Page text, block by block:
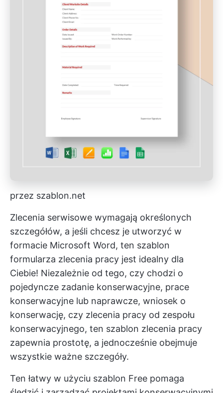
przez szablon.net
Zlecenia serwisowe wymagają określonych
szczegółów, a jeśli chcesz je utworzyć w
formacie Microsoft Word, ten szablon
formularza zlecenia pracy jest idealny dla
Ciebie! Niezależnie od tego, czy chodzi o
pojedyncze zadanie konserwacyjne, prace
konserwacyjne lub naprawcze, wniosek o
konserwację, czy zlecenia pracy od zespołu
konserwacyjnego, ten szablon zlecenia pracy
zapewnia prostotę, a jednocześnie obejmuje
wszystkie ważne szczegóły.
Ten łatwy w użyciu szablon Free pomaga